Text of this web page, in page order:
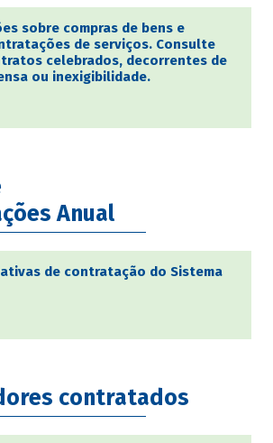
sobre compras de bens e
de serviços. Consulte
celebrados, decorrentes de
ou inexigibilidade.
Anual
de contratação do Sistema
contratados